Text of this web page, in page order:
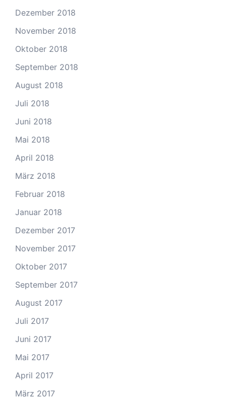
Dezember 2018
November 2018
Oktober 2018
September 2018
August 2018
Juli 2018
Juni 2018
Mai 2018
April 2018
März 2018
Februar 2018
Januar 2018
Dezember 2017
November 2017
Oktober 2017
September 2017
August 2017
Juli 2017
Juni 2017
Mai 2017
April 2017
März 2017